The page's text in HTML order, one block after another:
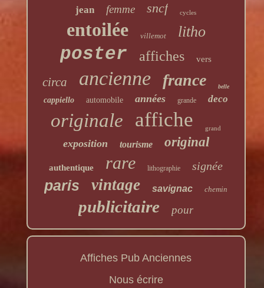
jean femme sncf cycles
entoilée villemot litho
poster affiches vers
circa ancienne france belle
cappiello automobile années grande deco
originale affiche grand
exposition tourisme original
authentique rare lithographie signée
paris vintage savignac chemin
publicitaire pour
Affiches Pub Anciennes
Nous écrire